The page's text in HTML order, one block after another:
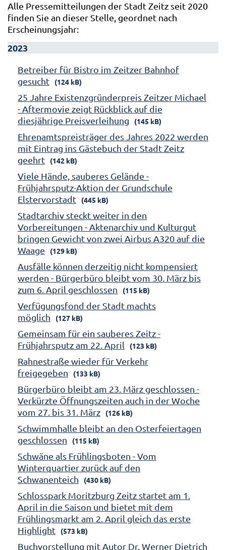
Alle Pressemitteilungen der Stadt Zeitz seit 2020
finden Sie an dieser Stelle, geordnet nach
Erscheinungsjahr:
2023
Betreiber für Bistro im Zeitzer Bahnhof
gesucht
(124 kB)
25 Jahre Existenzgründerpreis Zeitzer Michael
- Aftermovie zeigt Rückblick auf die
diesjährige Preisverleihung
(145 kB)
Ehrenamtspreisträger des Jahres 2022 werden
mit Eintrag ins Gästebuch der Stadt Zeitz
geehrt
(142 kB)
Viele Hände, sauberes Gelände -
Frühjahrsputz-Aktion der Grundschule
Elstervorstadt
(445 kB)
Stadtarchiv steckt weiter in den
Vorbereitungen - Aktenarchiv und Kulturgut
bringen Gewicht von zwei Airbus A320 auf die
Waage
(129 kB)
Ausfälle können derzeitig nicht kompensiert
werden - Bürgerbüro bleibt vom 30. März bis
zum 6. April geschlossen
(115 kB)
Verfügungsfond der Stadt machts
möglich
(127 kB)
Gemeinsam für ein sauberes Zeitz -
Frühjahrsputz am 22. April
(123 kB)
Rahnestraße wieder für Verkehr
freigegeben
(133 kB)
Bürgerbüro bleibt am 23. März geschlossen -
Verkürzte Öffnungszeiten auch in der Woche
vom 27. bis 31. März
(126 kB)
Schwimmhalle bleibt an den Osterfeiertagen
geschlossen
(115 kB)
Schwäne als Frühlingsboten - Vom
Winterquartier zurück auf den
Schwanenteich
(430 kB)
Schlosspark Moritzburg Zeitz startet am 1.
April in die Saison und bietet mit dem
Frühlingsmarkt am 2. April gleich das erste
Highlight
(573 kB)
Buchvorstellung mit Autor Dr. Werner Dietrich